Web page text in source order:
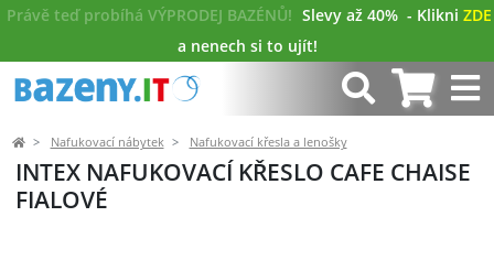
Právě teď probíhá VÝPRODEJ BAZÉNŮ! Slevy až 40% - Klikni ZDE
a nenech si to ujít!
Nafukovací nábytek Nafukovací křesla a lenošky
INTEX NAFUKOVACÍ KŘESLO CAFE CHAISE
FIALOVÉ